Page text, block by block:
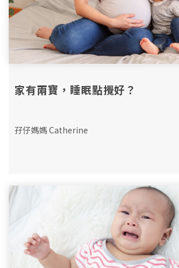
家有兩寶，睡眠點攪好？
孖仔媽媽 Catherine